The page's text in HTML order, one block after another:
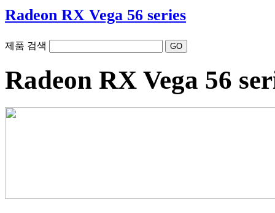
Radeon RX Vega 56 series
제품 검색
Radeon RX Vega 56